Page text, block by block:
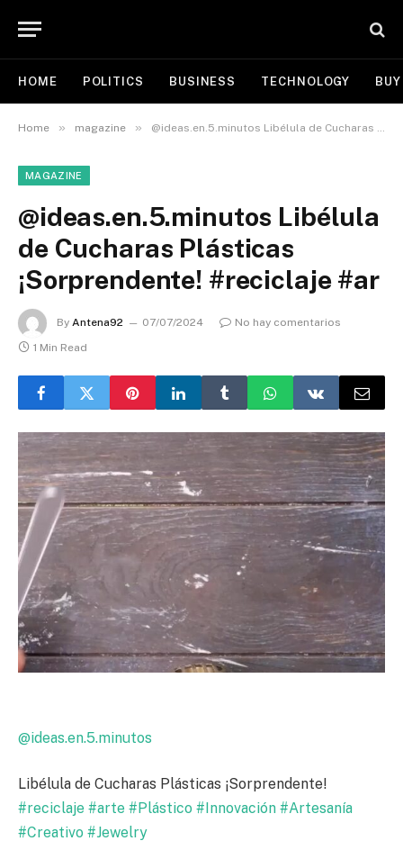
HOME POLITICS BUSINESS TECHNOLOGY
Home » magazine » @ideas.en.5.minutos Libélula de Cucharas Plásticas ¡Sorprendente! #reciclaje #ar
MAGAZINE
@ideas.en.5.minutos Libélula
de Cucharas Plásticas
¡Sorprendente! #reciclaje #ar
By Antena92 07/07/2024
No hay comentarios
1 Min Read
@ideas.en.5.minutos
Libélula de Cucharas Plásticas ¡Sorprendente!
#reciclaje #arte #Plástico #Innovación #Artesanía
#Creativo #Jewelry